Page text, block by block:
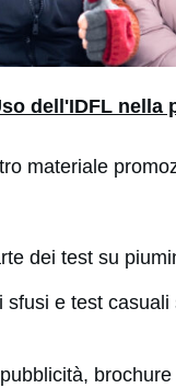
dell'IDFL nella
materiale
dei test su
e test